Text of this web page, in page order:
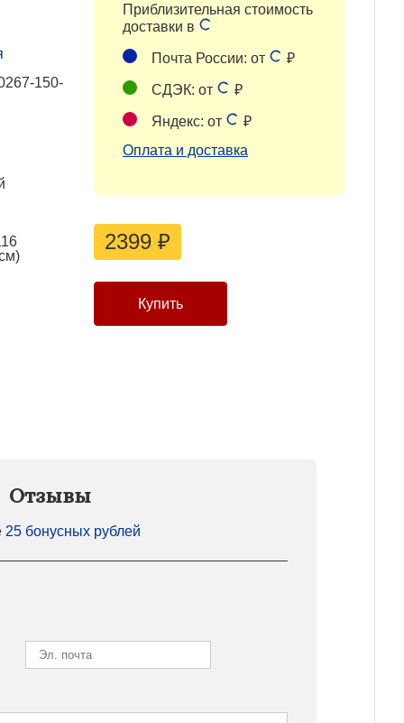
150-
Приблизительная стоимость
доставки в
Почта России: от ₽
СДЭК: от ₽
Яндекс: от
₽
Оплата и доставка
2399 ₽
Отзывы
25 бонусных рублей